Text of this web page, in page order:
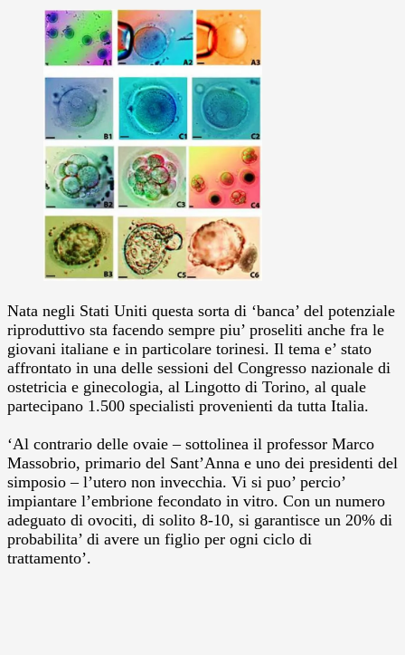
Nata negli Stati Uniti questa sorta di ‘banca’ del potenziale
riproduttivo sta facendo sempre piu’ proseliti anche fra le
giovani italiane e in particolare torinesi. Il tema e’ stato
affrontato in una delle sessioni del Congresso nazionale di
ostetricia e ginecologia, al Lingotto di Torino, al quale
partecipano 1.500 specialisti provenienti da tutta Italia.
‘Al contrario delle ovaie – sottolinea il professor Marco
Massobrio, primario del Sant’Anna e uno dei presidenti del
simposio – l’utero non invecchia. Vi si puo’ percio’
impiantare l’embrione fecondato in vitro. Con un numero
adeguato di ovociti, di solito 8-10, si garantisce un 20% di
probabilita’ di avere un figlio per ogni ciclo di
trattamento’.